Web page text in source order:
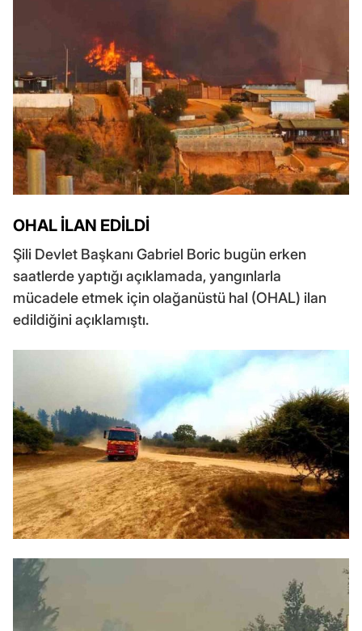
OHAL İLAN EDİLDİ
Şili Devlet Başkanı Gabriel Boric bugün erken
saatlerde yaptığı açıklamada, yangınlarla
mücadele etmek için olağanüstü hal (OHAL) ilan
edildiğini açıklamıştı.